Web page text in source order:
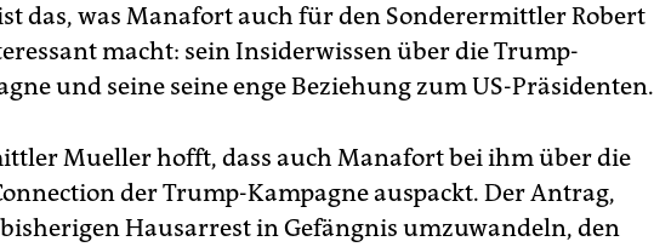
das, was Manafort auch für den Sonderermittler Robert
macht: sein Insiderwissen über die Trump-
und seine seine enge Beziehung zum US-Präsidenten.
Mueller hofft, dass auch Manafort bei ihm über die
der Trump-Kampagne auspackt. Der Antrag,
Hausarrest in Gefängnis umzuwandeln, den